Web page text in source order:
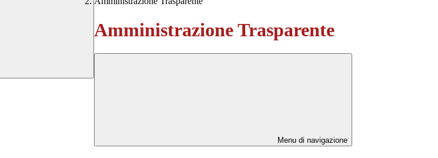
Amministrazione Trasparente
Menu di navigazione